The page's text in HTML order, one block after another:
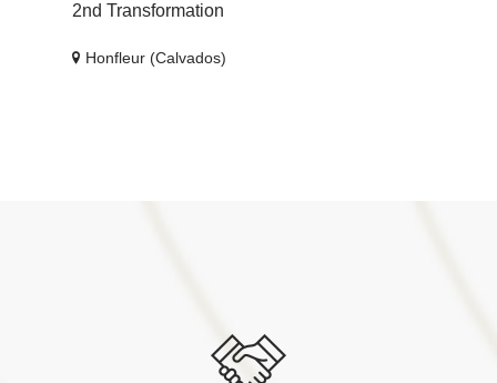
2nd Transformation
Honfleur (Calvados)